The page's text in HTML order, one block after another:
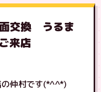
換 うるま
来店
の仲村です(*^^*)